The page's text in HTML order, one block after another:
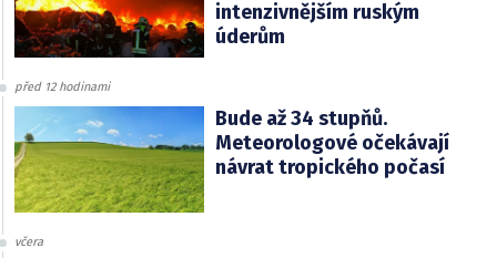
intenzivnějším ruským
úderům
před 12 hodinami
Bude až 34 stupňů.
Meteorologové očekávají
návrat tropického počasí
včera